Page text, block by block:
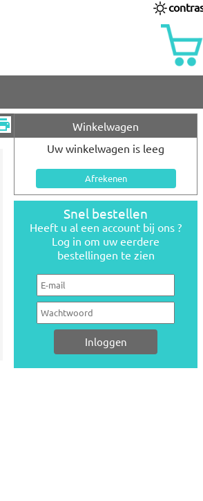
Winkelwagen
Uw winkelwagen is leeg
Snel bestellen
Heeft u al een account bij ons ?
Log in om uw eerdere
bestellingen te zien